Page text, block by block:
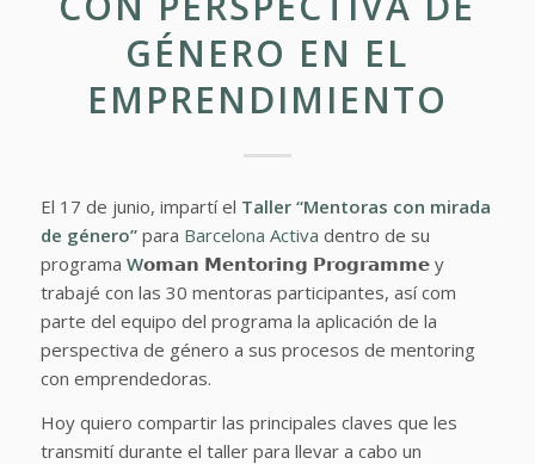
GÉNERO EN EL
EMPRENDIMIENTO
El 17 de junio, impartí el Taller “Mentoras con mirada
de género” para Barcelona Activa dentro de su
programa W𝗼𝗺𝗮𝗻 𝗠𝗲𝗻𝘁𝗼𝗿𝗶𝗻𝗴 𝗣𝗿𝗼𝗴𝗿𝗮𝗺𝗺𝗲 y
trabajé con las 30 mentoras participantes, así com
parte del equipo del programa la aplicación de la
perspectiva de género a sus procesos de mentoring
con emprendedoras.
Hoy quiero compartir las principales claves que les
transmití durante el taller para llevar a cabo un